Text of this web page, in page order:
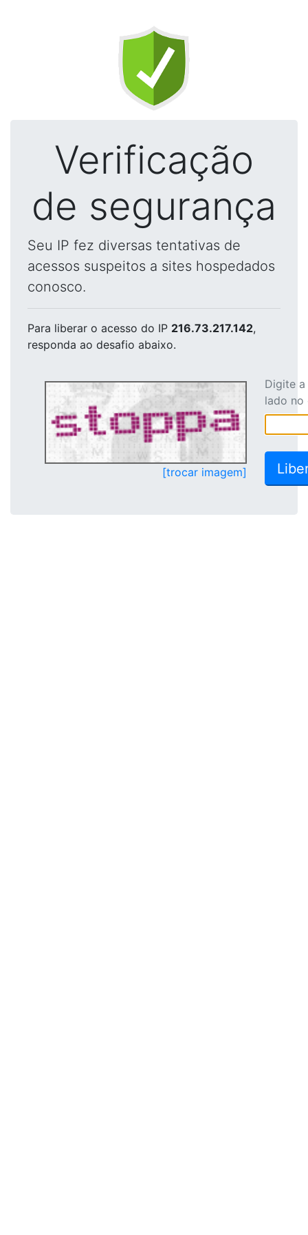
Verificação
de segurança
Seu IP fez diversas tentativas de
acessos suspeitos a sites hospedados
conosco.
Para liberar o acesso do IP 216.73.217.142,
responda ao desafio abaixo.
[trocar imagem]
Digite
lado no